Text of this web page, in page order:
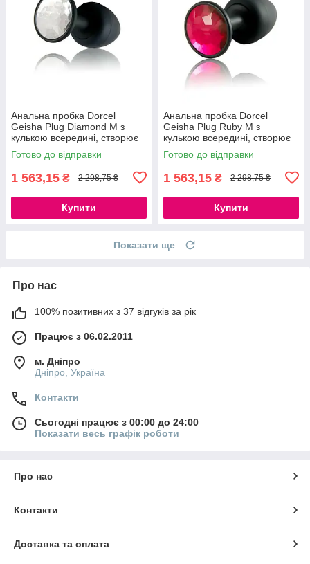
Анальна пробка Dorcel
Geisha Plug Diamond M з
кулькою всередині, створює
вібрації, макс. діаметр 3,2 см
777Store.com.ua
Готово до відправки
1 563,15 ₴ 2 298,75 ₴
Купити
Анальна пробка Dorcel
Geisha Plug Ruby M з
кулькою всередині, створює
вібрації, макс. діаметр 3,2 см
777Store.com.ua
Готово до відправки
1 563,15 ₴ 2 298,75 ₴
Купити
Показати ще
Про нас
100% позитивних з 37 відгуків за рік
Працює з 06.02.2011
м. Дніпро
Дніпро, Україна
Контакти
Сьогодні працює з 00:00 до 24:00
Показати весь графік роботи
Про нас
Контакти
Доставка та оплата